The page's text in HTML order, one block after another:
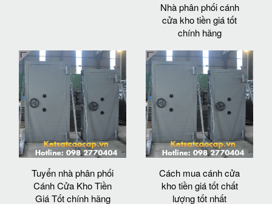
Nhà phân phối cánh
cửa kho tiền giá tốt
chính hãng
Tuyển nhà phân phối
Cánh Cửa Kho Tiền
Giá Tốt chính hãng
Cách mua cánh cửa
kho tiền giá tốt chất
lượng tốt nhất